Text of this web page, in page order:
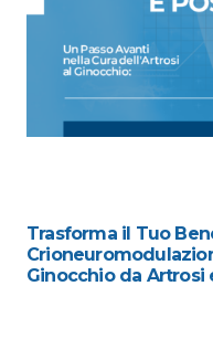
Trasforma il Tuo
Ginocchio da Artrosi